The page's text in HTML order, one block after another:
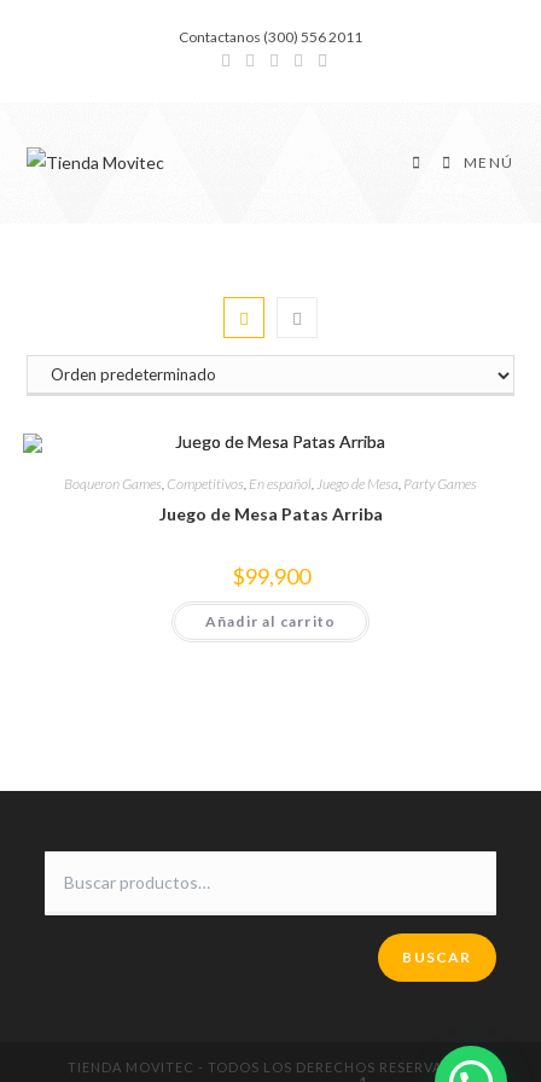
Contactanos (300) 556 2011
MENÚ
Boqueron Games, Competitivos, En español,Juego de Mesa, Party Games
Juego de Mesa Patas Arriba
$99,900
Añadir al carrito
BUSCAR
TIENDA MOVITEC - TODOS LOS DERECHOS RESERVADOS